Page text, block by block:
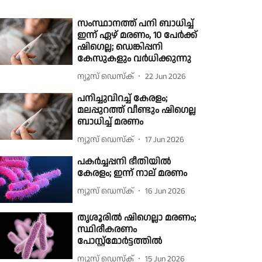
സംസ്ഥാനത്ത് പനി ബാധിച്ച്
ഇന്ന് ഏഴ് മരണം, 10 പേർക്ക്
ഷിഗെല്ല; ഡെങ്കിപ്പനി
കേസുകളും വർധിക്കുന്നു
ന്യൂസ് ഡെസ്ക് 22 Jun 2026
പനിച്ചുവിറച്ച് കേരളം;
മലപ്പുറത്ത് വീണ്ടും ഷിഗെല്ല
ബാധിച്ച് മരണം
ന്യൂസ് ഡെസ്ക് 17 Jun 2026
പകർച്ചപ്പനി ഭീതിയിൽ
കേരളം; ഇന്ന് നാല് മരണം
ന്യൂസ് ഡെസ്ക് 16 Jun 2026
തൃശൂരില്‍ ഷിഗെല്ലാ മരണം;
സ്ഥിരീകരണം
പോസ്റ്റ്‌മോര്‍ട്ടത്തില്‍
ന്യൂസ് ഡെസ്ക് 15 Jun 2026